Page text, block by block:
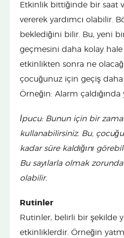
Etkinlik bittiğinde bir saat
vererek yardımcı olabilir.
beklediğini bilir. Bu, yeni
geçmesini daha kolay hale
etkinlikten sonra ne
çocuğunuz için geçiş daha
Örneğin: Alarm çaldığında
İpucu: Bunun için bir
kullanabilirsiniz. Bu,
kadar süre kaldığını
Bu sayılarla olmak
olabilir.
Rutinler
Rutinler, belirli bir şekilde
etkinliklerdir. Örneğin